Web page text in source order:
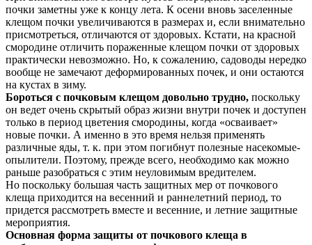
почки заметны уже к концу лета. К осени вновь заселенные
клещом почки увеличиваются в размерах и, если внимательно
присмотреться, отличаются от здоровых. Кстати, на красной
смородине отличить пораженные клещом почки от здоровых
практически невозможно. Но, к сожалению, садоводы нередко
вообще не замечают деформированных почек, и они остаются
на кустах в зиму.
Бороться с почковым клещом довольно трудно, поскольку
он ведет очень скрытый образ жизни внутри почек и доступен
только в период цветения смородины, когда «осваивает»
новые почки. А именно в это время нельзя применять
различные яды, т. к. при этом погибнут полезные насекомые­-
опылители. Поэтому, прежде всего, необходимо как можно
раньше разобраться с этим неуловимым вредителем.
Но поскольку большая часть защитных мер от почкового
клеща приходится на весенний и раннелетний период, то
придется рассмотреть вместе и весенние, и летние защитные
мероприятия.
Основная форма защиты от почкового клеща в